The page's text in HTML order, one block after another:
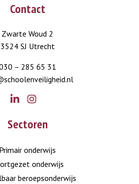
Contact
Zwarte Woud 2
3524 SJ Utrecht
– 285 65 31
Sectoren
Primair onderwijs
onderwijs
beroepsonderwijs